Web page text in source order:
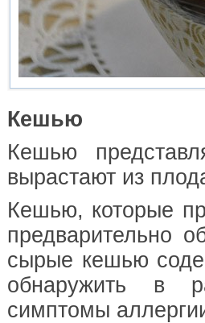
Кешью
Кешью
вырастают из
Кешью, которые
предварительно
сырые кешью
обнаружить в
симптомы